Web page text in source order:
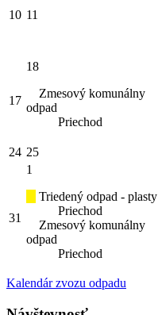
10 11
17
18
Zmesový komunálny
odpad
Priechod
24 25
31
1
Triedený odpad - plasty
Priechod
Zmesový komunálny
odpad
Priechod
Kalendár zvozu odpadu